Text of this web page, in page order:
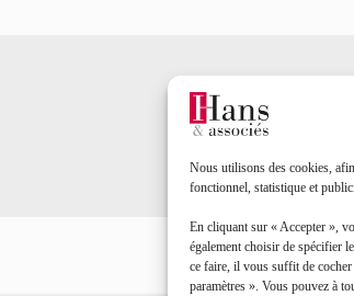
Nous utilisons des cookies,
fonctionnel, statistique et
En cliquant sur « Accepter »,
également choisir de spécifier
ce faire, il vous suffit de cocher
paramètres ». Vous pouvez à